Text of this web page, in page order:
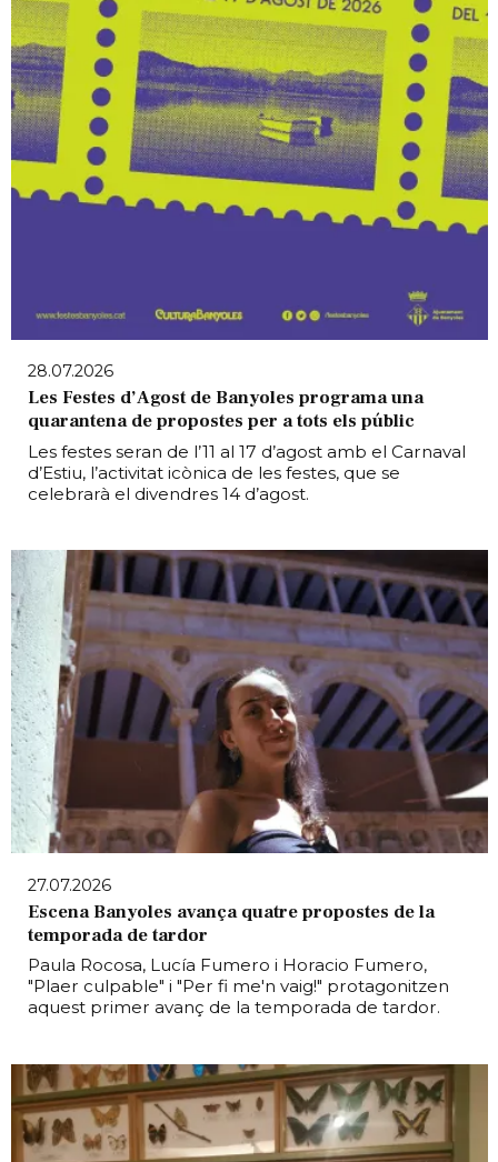
28.07.2026
Les Festes d’Agost de Banyoles programa una
quarantena de propostes per a tots els públic
Les festes seran de l’11 al 17 d’agost amb el Carnaval
d’Estiu, l’activitat icònica de les festes, que se
celebrarà el divendres 14 d’agost.
27.07.2026
Escena Banyoles avança quatre propostes de la
temporada de tardor
Paula Rocosa, Lucía Fumero i Horacio Fumero,
"Plaer culpable" i "Per fi me'n vaig!" protagonitzen
aquest primer avanç de la temporada de tardor.